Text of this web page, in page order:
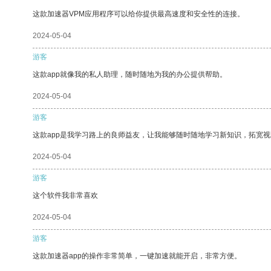
这款加速器VPM应用程序可以给你提供最高速度和安全性的连接。
2024-05-04
游客
这款app就像我的私人助理，随时随地为我的办公提供帮助。
2024-05-04
游客
这款app是我学习路上的良师益友，让我能够随时随地学习新知识，拓宽
2024-05-04
游客
这个软件我非常喜欢
2024-05-04
游客
这款加速器app的操作非常简单，一键加速就能开启，非常方便。